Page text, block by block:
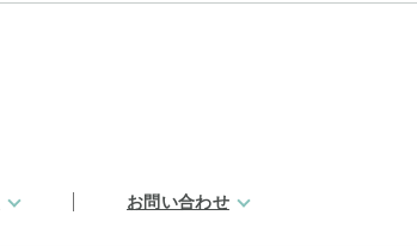
お問い合わせ